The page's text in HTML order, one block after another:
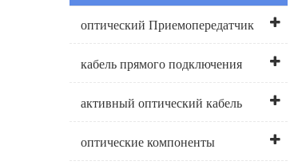
оптический Приемопередатчик
кабель прямого подключения
активный оптический кабель
оптические компоненты